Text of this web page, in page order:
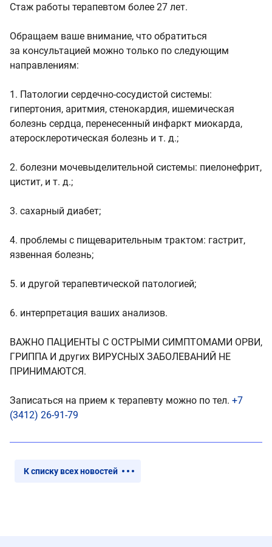
Стаж работы терапевтом более 27 лет.
Обращаем ваше внимание, что обратиться
за консультацией можно только по следующим
направлениям:
1. Патологии сердечно-сосудистой системы:
гипертония, аритмия, стенокардия, ишемическая
болезнь сердца, перенесенный инфаркт миокарда,
атеросклеротическая болезнь и т. д.;
2. болезни мочевыделительной системы: пиелонефрит,
цистит, и т. д.;
3. сахарный диабет;
4. проблемы с пищеварительным трактом: гастрит,
язвенная болезнь;
5. и другой терапевтической патологией;
6. интерпретация ваших анализов.
ВАЖНО ПАЦИЕНТЫ С ОСТРЫМИ СИМПТОМАМИ ОРВИ,
ГРИППА И других ВИРУСНЫХ ЗАБОЛЕВАНИЙ НЕ
ПРИНИМАЮТСЯ.
Записаться на прием к терапевту можно по тел. +7
(3412) 26-91-79
К списку всех новостей